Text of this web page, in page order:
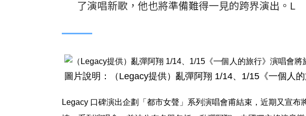
了演唱新歌，他也將準備難得一見的跨界演出。L
圖片說明：（Legacy提供）亂彈阿翔 1/14、1/15《一個人
Legacy 口碑演出企劃「都市女聲」系列演唱會甫結束，近期又 宣布